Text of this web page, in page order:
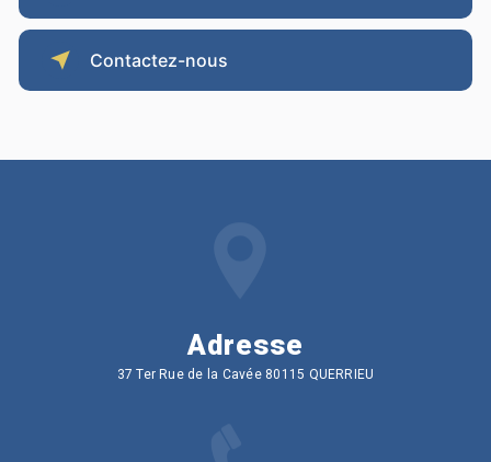
Contactez-nous
Adresse
37 Ter Rue de la Cavée 80115 QUERRIEU